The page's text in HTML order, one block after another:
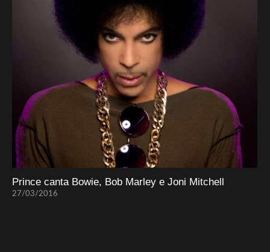
Prince canta Bowie, Bob Marley e Joni Mitchell
27/03/2016